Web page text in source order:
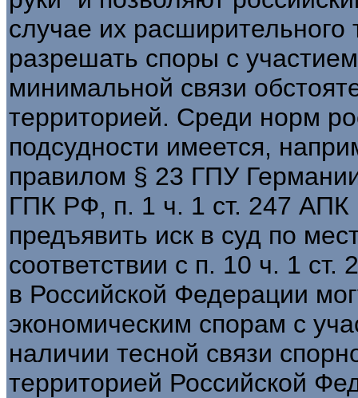
случае их
разрешать споры с
минимальной связи
территорией. Среди норм
подсудности имеется,
правилом § 23 ГПУ
ГПК РФ, п. 1 ч. 1 ст. 247
предъявить иск в суд по
соответствии с п. 10 ч. 1
в Российской Федерации
экономическим спорам с
наличии тесной связи
территорией Российской